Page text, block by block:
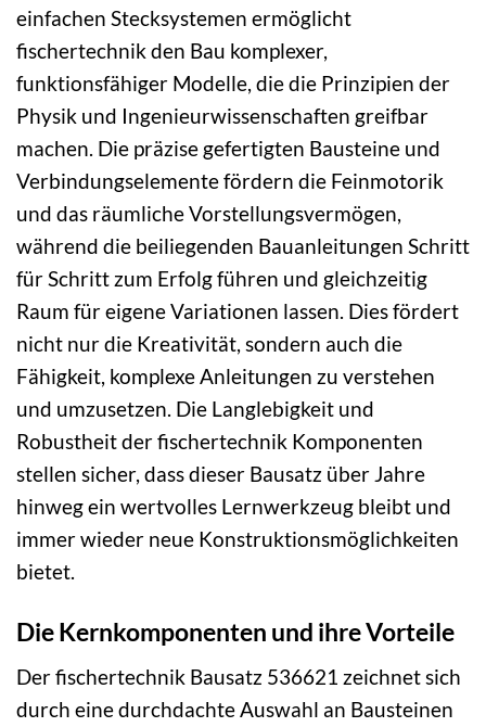
einfachen Stecksystemen ermöglicht
fischertechnik den Bau komplexer,
funktionsfähiger Modelle, die die Prinzipien der
Physik und Ingenieurwissenschaften greifbar
machen. Die präzise gefertigten Bausteine und
Verbindungselemente fördern die Feinmotorik
und das räumliche Vorstellungsvermögen,
während die beiliegenden Bauanleitungen Schritt
für Schritt zum Erfolg führen und gleichzeitig
Raum für eigene Variationen lassen. Dies fördert
nicht nur die Kreativität, sondern auch die
Fähigkeit, komplexe Anleitungen zu verstehen
und umzusetzen. Die Langlebigkeit und
Robustheit der fischertechnik Komponenten
stellen sicher, dass dieser Bausatz über Jahre
hinweg ein wertvolles Lernwerkzeug bleibt und
immer wieder neue Konstruktionsmöglichkeiten
bietet.
Die Kernkomponenten und ihre Vorteile
Der fischertechnik Bausatz 536621 zeichnet sich
durch eine durchdachte Auswahl an Bausteinen